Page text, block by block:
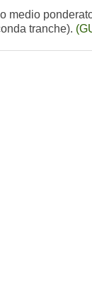
medio
tranche).